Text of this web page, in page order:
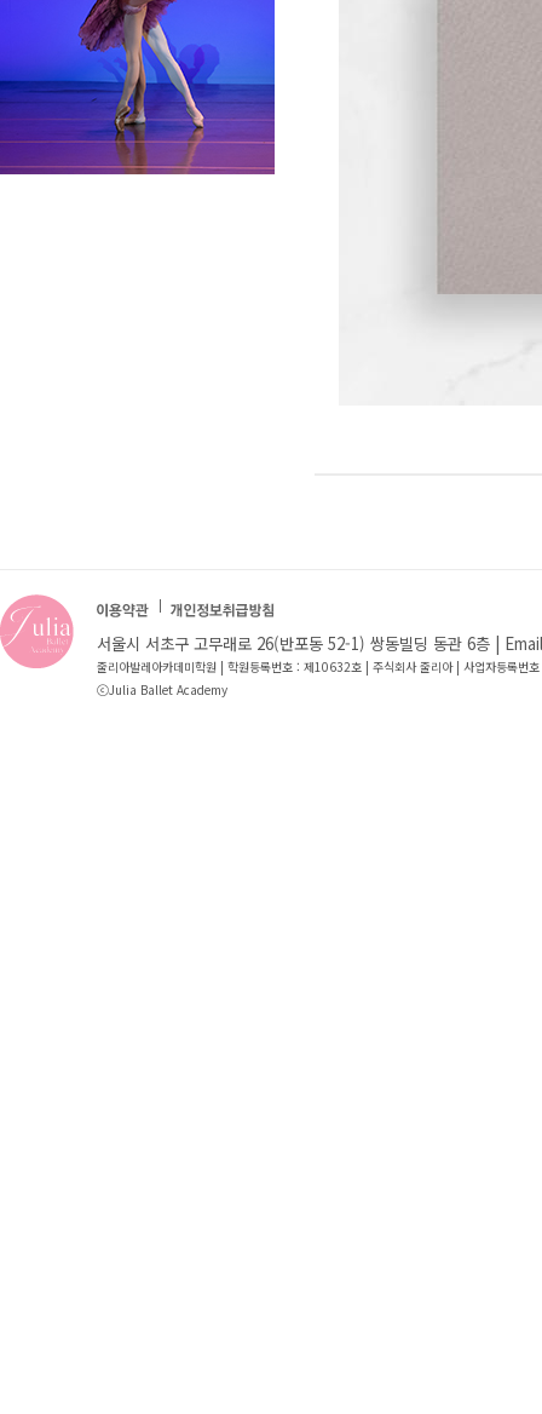
서울시 서초구 고무래로 26(반포동 52-1) 쌍동빌딩 동관 6층 |
줄리아발레아카데미학원 | 학원등록번호 : 제10632호 | 주식회사 줄리아 | 사업자등록번
ⓒJulia Ballet Academy